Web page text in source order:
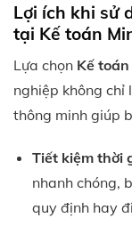
Lợi ích khi sử
tại Kế toán
Lựa chọn Kế
nghiệp không chỉ
thông minh giúp
Tiết kiệm thời
nhanh chóng,
quy định hay